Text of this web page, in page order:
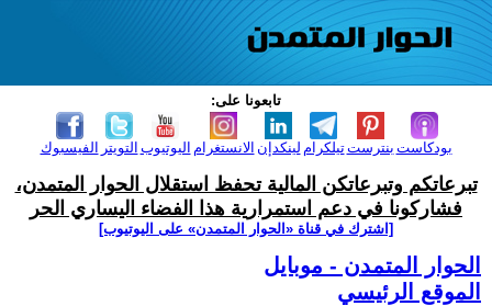
تابعونا على:
الفيسبوك التويتر اليوتيوب الانستغرام لينكدإن تيلكرامبنترست بودكاست
تبرعاتكم وتبرعاتكن المالية تحفظ استقلال الحوار المتمدن،
فشاركونا في دعم استمرارية هذا الفضاء اليساري الحر
[اشترك في قناة ‫«الحوار المتمدن» على اليوتيوب]
الحوار المتمدن - موبايل
الموقع الرئيسي